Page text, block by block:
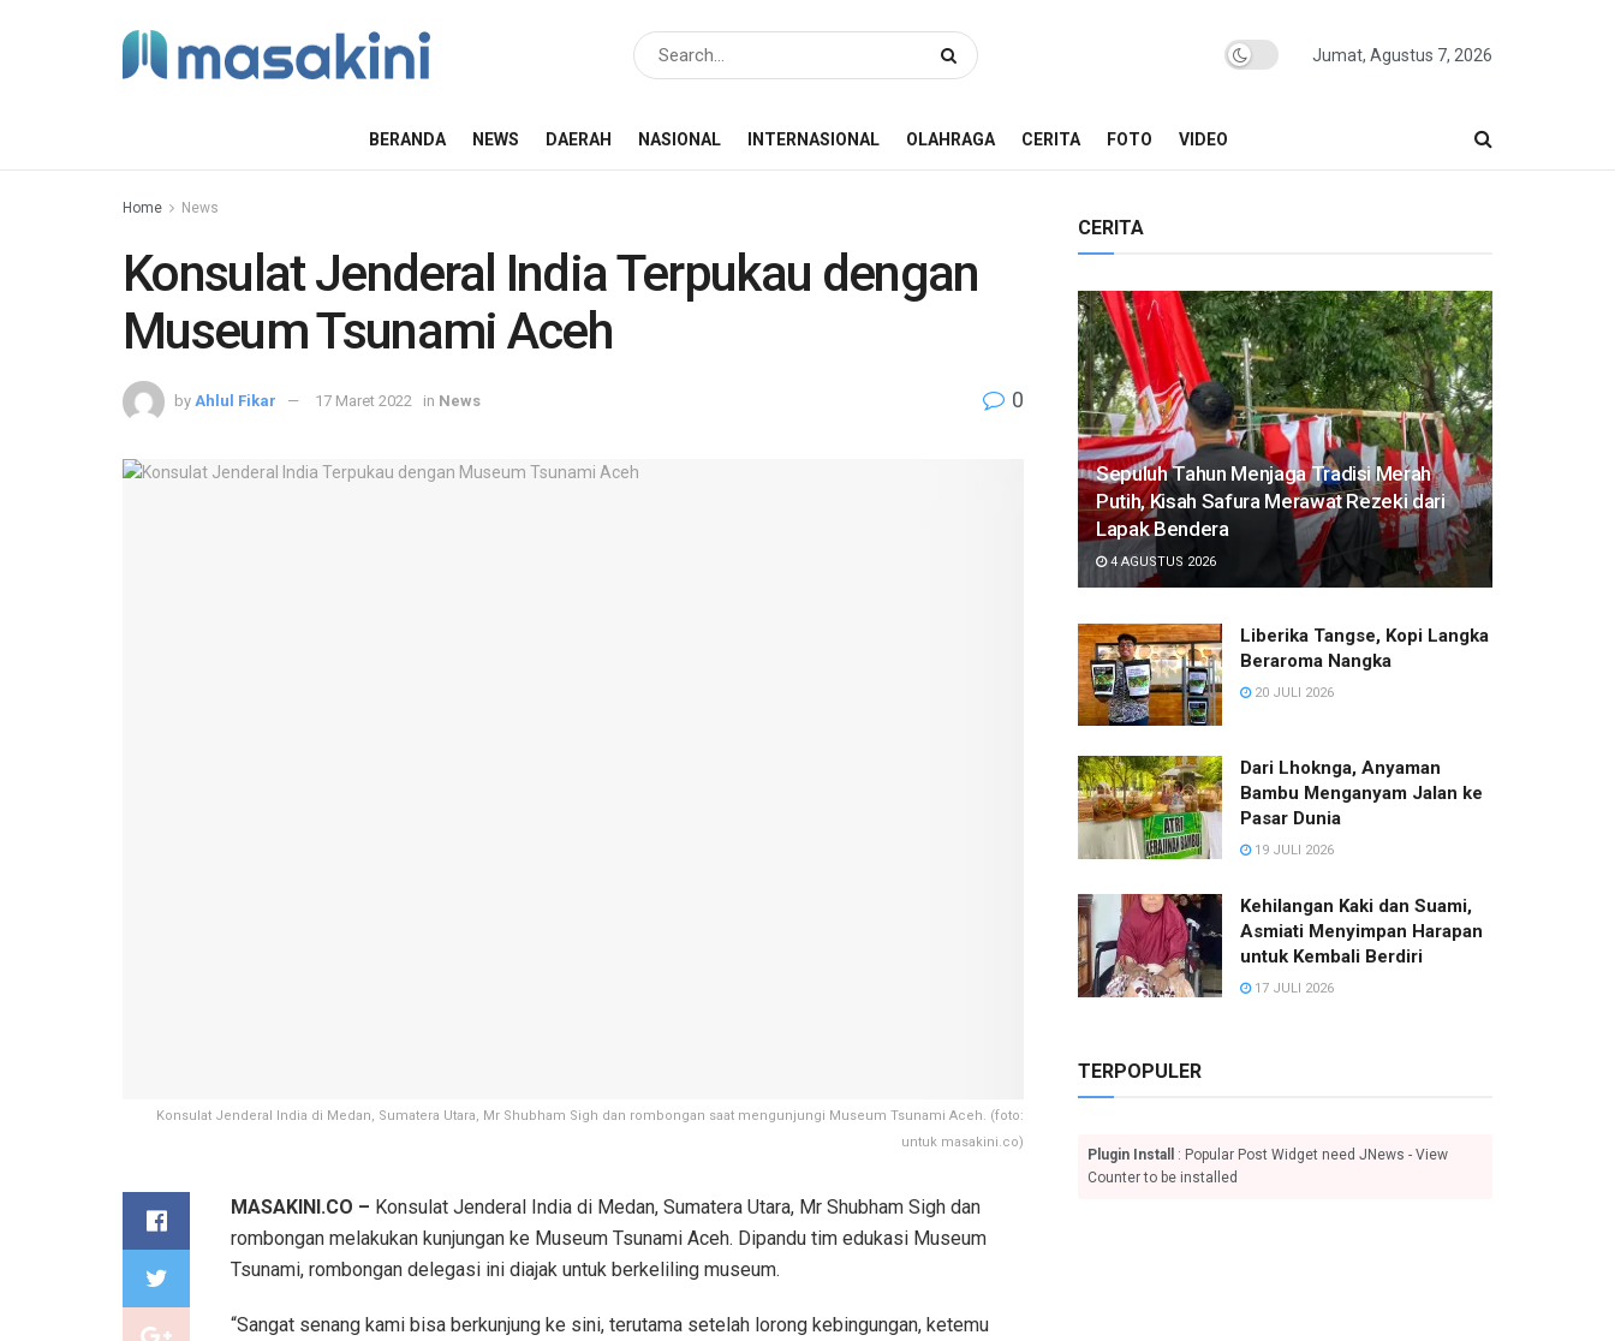
Jumat, Agustus 7, 2026
BERANDA NEWS DAERAH NASIONAL INTERNASIONAL OLAHRAGA CERITA FOTO VIDEO
Home News
Konsulat Jenderal India Terpukau dengan
Museum Tsunami Aceh
by Ahlul Fikar 17 Maret 2022 in News 0
Konsulat Jenderal India di Medan, Sumatera Utara, Mr Shubham Sigh dan rombongan saat mengunjungi Museum Tsunami Aceh. (foto:
untuk masakini.co)
MASAKINI.CO – Konsulat Jenderal India di Medan, Sumatera Utara, Mr Shubham Sigh dan
rombongan melakukan kunjungan ke Museum Tsunami Aceh. Dipandu tim edukasi Museum
Tsunami, rombongan delegasi ini diajak untuk berkeliling museum.
“Sangat senang kami bisa berkunjung ke sini, terutama setelah lorong kebingungan, ketemu
CERITA
Sepuluh Tahun Menjaga Tradisi Merah
Putih, Kisah Safura Merawat Rezeki dari
Lapak Bendera
4 AGUSTUS 2026
Liberika Tangse, Kopi Langka
Beraroma Nangka
20 JULI 2026
Dari Lhoknga, Anyaman
Bambu Menganyam Jalan ke
Pasar Dunia
19 JULI 2026
Kehilangan Kaki dan Suami,
Asmiati Menyimpan Harapan
untuk Kembali Berdiri
17 JULI 2026
TERPOPULER
Plugin Install
: Popular Post Widget need JNews - View
Counter to be installed